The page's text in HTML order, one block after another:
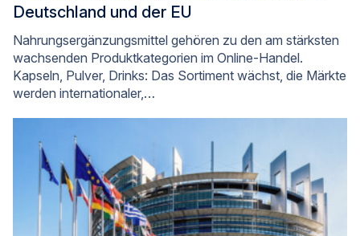
Deutschland und der EU
Nahrungsergänzungsmittel gehören zu den am stärksten
wachsenden Produktkategorien im Online-Handel.
Kapseln, Pulver, Drinks: Das Sortiment wächst, die Märkte
werden internationaler,…